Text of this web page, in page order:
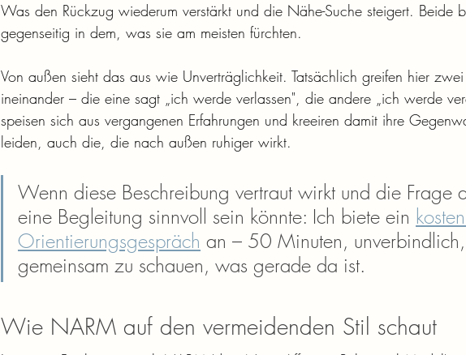
Was den Rückzug wiederum verstärkt und die Nähe-Suche steigert. Beide
gegenseitig in dem, was sie am meisten fürchten.
Von außen sieht das aus wie Unverträglichkeit. Tatsächlich greifen hier
ineinander – die eine sagt „ich werde verlassen", die andere „ich werde
speisen sich aus vergangenen Erfahrungen und kreeiren damit ihre
leiden, auch die, die nach außen ruhiger wirkt.
Wenn diese Beschreibung vertraut wirkt und die Frage
eine Begleitung sinnvoll sein könnte: Ich biete ein
Orientierungsgespräch an – 50 Minuten,
gemeinsam zu schauen, was gerade da ist.
Wie NARM auf den vermeidenden Stil schaut